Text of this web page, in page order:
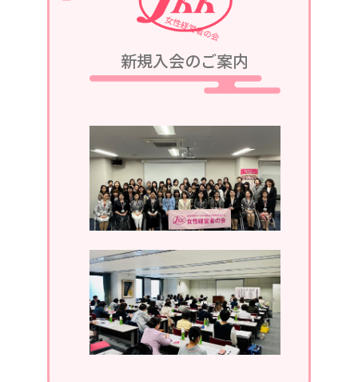
令和5年9月25日、令和5・6年度第2回
定例会議in軽井沢が、グランドエクシ
2023/07/05
令和5年7月13日、第1回定例会議in湯
河原が、湯河原温泉ホテルあかねにて
開催されます。
2023/04/05
2023年4月19日、通常総会開催。
2022/11/30
2022年11月。ホームページがリニュ
新規入会のご案内